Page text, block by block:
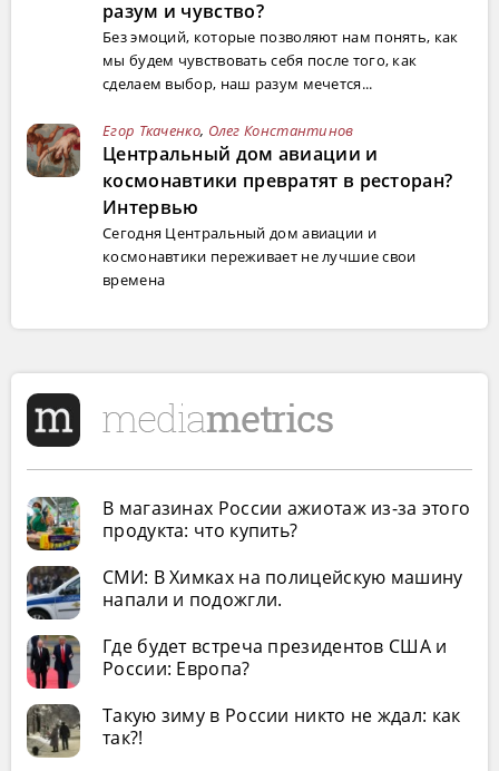
разум и чувство?
Без эмоций, которые позволяют нам понять, как
мы будем чувствовать себя после того, как
сделаем выбор, наш разум мечется...
Егор Ткаченко, Олег Константинов
Центральный дом авиации и
космонавтики превратят в ресторан?
Интервью
Сегодня Центральный дом авиации и
космонавтики переживает не лучшие свои
времена
В магазинах России ажиотаж из-за этого
продукта: что купить?
СМИ: В Химках на полицейскую машину
напали и подожгли.
Где будет встреча президентов США и
России: Европа?
Такую зиму в России никто не ждал: как
так?!